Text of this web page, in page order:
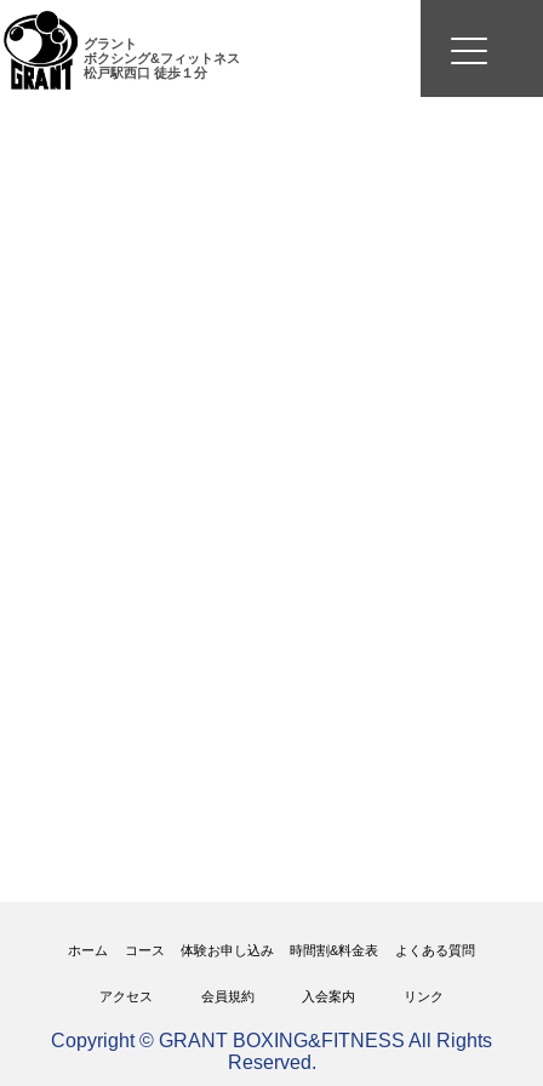
グラント
ボクシング&フィットネス
松戸駅西口 徒歩１分
ホーム コース 体験お申し込み 時間割&料金表 よくある質問
アクセス 会員規約 入会案内 リンク
Copyright © GRANT BOXING&FITNESS All Rights
Reserved.